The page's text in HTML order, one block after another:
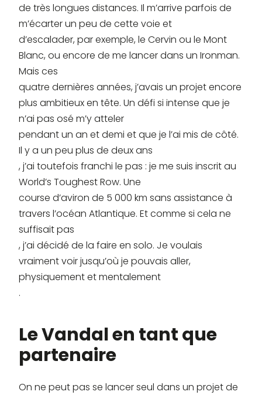
de très longues distances. Il m’arrive parfois de
m’écarter un peu de cette voie et
d’escalader, par exemple, le Cervin ou le Mont
Blanc, ou encore de me lancer dans un Ironman.
Mais ces
quatre dernières années, j’avais un projet encore
plus ambitieux en tête. Un défi si intense que je
n’ai pas osé m’y atteler
pendant un an et demi et que je l’ai mis de côté.
Il y a un peu plus de deux ans
, j’ai toutefois franchi le pas : je me suis inscrit au
World’s Toughest Row. Une
course d’aviron de 5 000 km sans assistance à
travers l’océan Atlantique. Et comme si cela ne
suffisait pas
, j’ai décidé de la faire en solo. Je voulais
vraiment voir jusqu’où je pouvais aller,
physiquement et mentalement
.
Le Vandal en tant que
partenaire
On ne peut pas se lancer seul dans un projet de